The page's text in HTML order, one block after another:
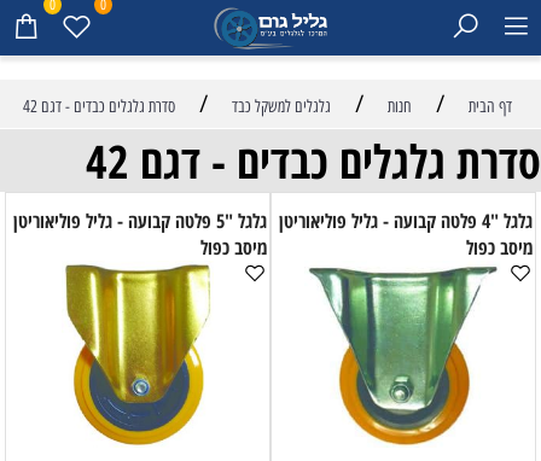
0 0
דף הבית / חנות / גלגלים למשקל כבד / סדרת גלגלים כבדים - דגם 42
סדרת גלגלים כבדים - דגם 42
גלגל "4 פלטה קבועה - גליל פוליאוריטן
מיסב כפול
גלגל "5 פלטה קבועה - גליל פוליאוריטן
מיסב כפול